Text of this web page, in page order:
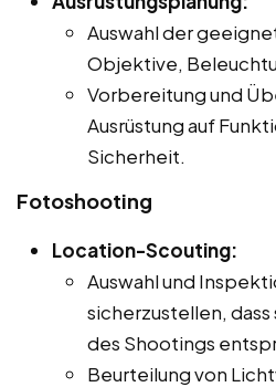
Auswahl der
Objektive,
Vorbereitung und
Ausrüstung auf
Sicherheit.
Fotoshooting
Location-Scouting:
Auswahl und
sicherzustellen,
des Shootings
Beurteilung von